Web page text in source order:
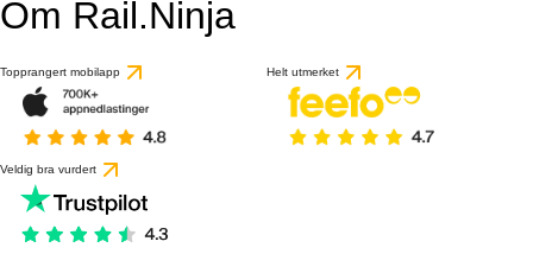
Om Rail.Ninja
Topprangert mobilapp Helt utmerket
Veldig bra vurdert